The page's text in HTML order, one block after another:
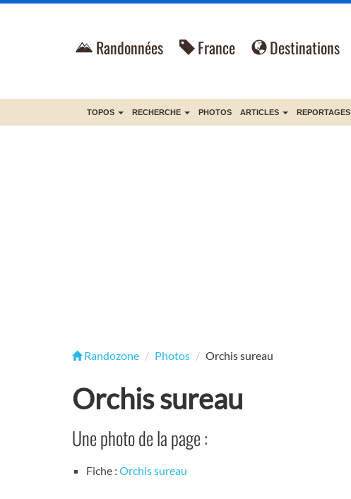
Randonnées France Destinations
TOPOS RECHERCHE PHOTOS ARTICLES REPORTAGES
Randozone Photos Orchis sureau
Orchis sureau
Une photo de la page :
Fiche : Orchis sureau